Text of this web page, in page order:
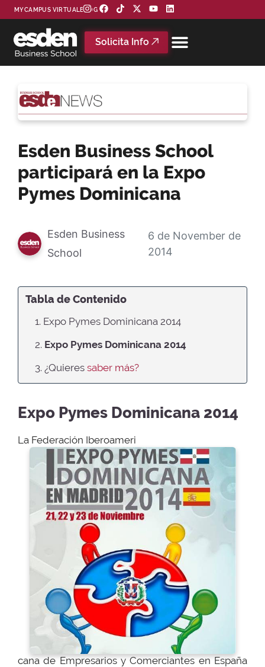
MYCAMPUS VIRTUAL BLOG
Solicita Info
Esden Business School
participará en la Expo
Pymes Dominicana
Esden Business
School
6 de November de
2014
Tabla de Contenido
1. Expo Pymes Dominicana 2014
2. Expo Pymes Dominicana 2014
3. ¿Quieres saber más?
Expo Pymes Dominicana 2014
La Federación Iberoameri
cana de Empresarios y Comerciantes en España